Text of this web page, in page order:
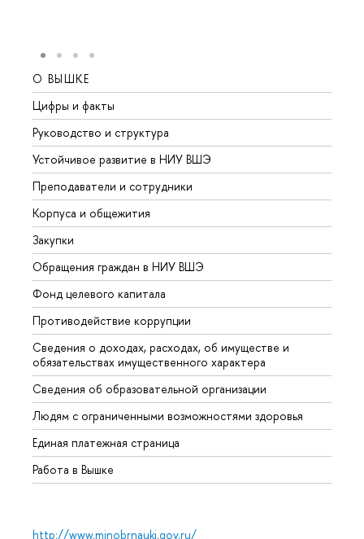
О ВЫШКЕ
Цифры и факты
Руководство и структура
Устойчивое развитие в НИУ ВШЭ
Преподаватели и сотрудники
Корпуса и общежития
Закупки
Обращения граждан в НИУ ВШЭ
Фонд целевого капитала
Противодействие коррупции
Сведения о доходах, расходах, об имуществе и
обязательствах имущественного характера
Сведения об образовательной организации
Людям с ограниченными возможностями здоровья
Единая платежная страница
Работа в Вышке
http://www.minobrnauki.gov.ru/